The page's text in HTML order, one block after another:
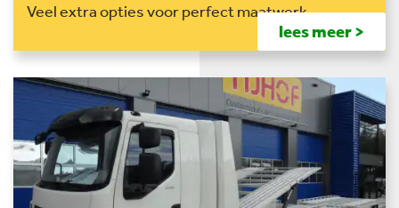
Veel extra opties voor perfect maatwerk.
lees meer >